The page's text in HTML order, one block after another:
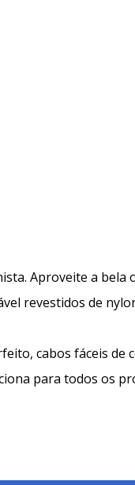
Aproveite a
revestidos de
cabos fáceis
para todos os